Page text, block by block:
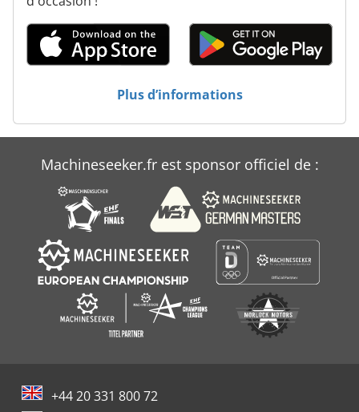
Plus d’informations
Machineseeker.fr est sponsor officiel de :
+44 20 331 800 72